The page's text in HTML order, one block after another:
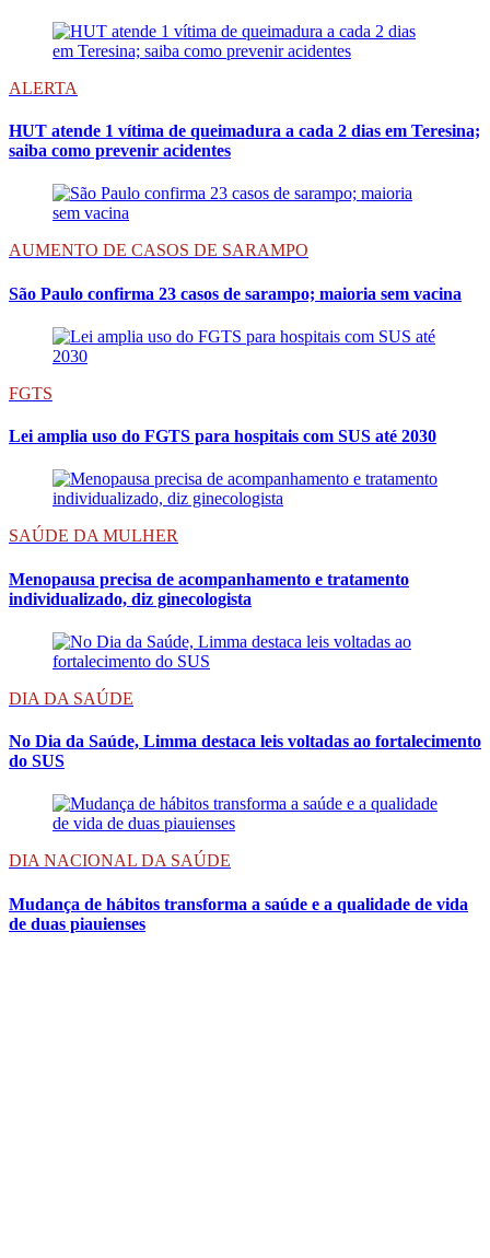
ALERTA
HUT atende 1 vítima de queimadura a cada 2 dias em Teresina;
saiba como prevenir acidentes
AUMENTO DE CASOS DE SARAMPO
São Paulo confirma 23 casos de sarampo; maioria sem vacina
FGTS
Lei amplia uso do FGTS para hospitais com SUS até 2030
SAÚDE DA MULHER
Menopausa precisa de acompanhamento e tratamento
individualizado, diz ginecologista
DIA DA SAÚDE
No Dia da Saúde, Limma destaca leis voltadas ao fortalecimento
do SUS
DIA NACIONAL DA SAÚDE
Mudança de hábitos transforma a saúde e a qualidade de vida
de duas piauienses